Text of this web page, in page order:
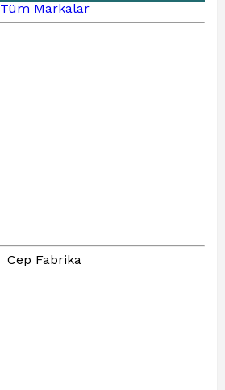
Tüm Markalar
Cep Fabrika